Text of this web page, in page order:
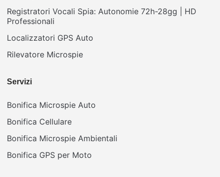
Registratori Vocali Spia: Autonomie 72h-28gg | HD
Professionali
Localizzatori GPS Auto
Rilevatore Microspie
Servizi
Bonifica Microspie Auto
Bonifica Cellulare
Bonifica Microspie Ambientali
Bonifica GPS per Moto